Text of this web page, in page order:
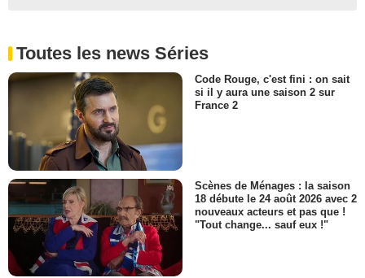
Nathan Wiley
Karim-002
- 1 Episode : 1
Toutes les news Séries
Code Rouge, c'est fini : on sait
si il y aura une saison 2 sur
France 2
Scènes de Ménages : la saison
18 débute le 24 août 2026 avec 2
nouveaux acteurs et pas que !
"Tout change... sauf eux !"